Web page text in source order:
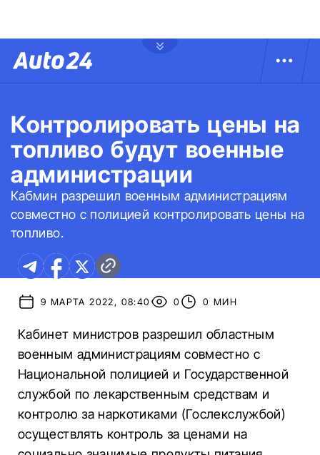
Контролировать цены на
топливо будут военные
администрации
Кабмин разрешил военным администрациям
совместно с полицией контролировать цены на
топливо.
9 МАРТА 2022, 08:40 0 0 МИН
Кабинет министров разрешил областным
военным администрациям совместно с
Национальной полицией и Государственной
службой по лекарственным средствам и
контролю за наркотиками (Гослекслужбой)
осуществлять контроль за ценами на